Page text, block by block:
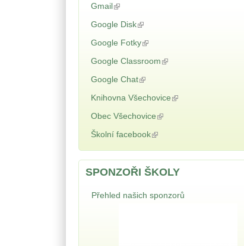
Gmail(odkaz je externí)
Google Disk(odkaz je externí)
Google Fotky(odkaz je externí)
Google Classroom (odkaz je externí)
Google Chat(odkaz je externí)
Knihovna Všechovice (odkaz je externí)
Obec Všechovice (odkaz je externí)
Školní facebook(odkaz je externí)
SPONZOŘI ŠKOLY
Přehled našich sponzorů